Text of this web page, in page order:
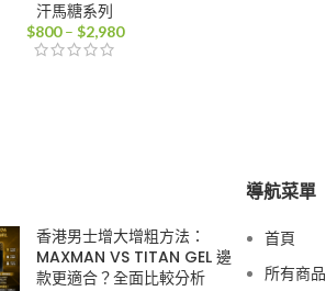
汗馬糖系列
$800 – $2,980價
香港男士增大增粗方法：
MAXMAN VS TITAN GEL 邊
款更適合？全面比較分析
導航菜單
首頁
所有商品